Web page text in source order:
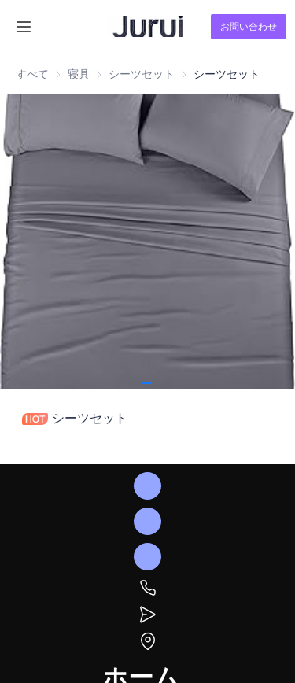
お問い合わせ
すべて 寝具 寝具シーツセット シーツセット
シーツセット
シーツセット
私たちについて
ニュース
お問い合わせ